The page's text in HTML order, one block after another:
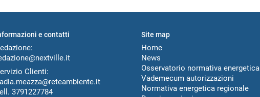
e contatti
Clienti:
3791227784
Site map
Home
News
Osservatorio normativa energetica
Vademecum autorizzazioni
Normativa energetica regionale